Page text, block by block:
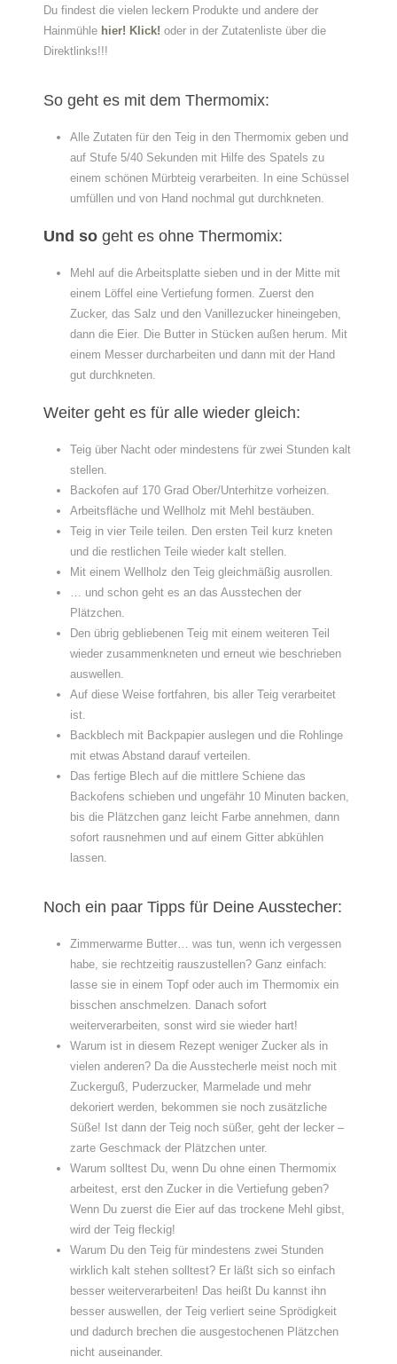
Du findest die vielen leckern Produkte und andere der
Hainmühle hier! Klick! oder in der Zutatenliste über die
Direktlinks!!!
So geht es mit dem Thermomix:
Alle Zutaten für den Teig in den Thermomix geben und
auf Stufe 5/40 Sekunden mit Hilfe des Spatels zu
einem schönen Mürbteig verarbeiten. In eine Schüssel
umfüllen und von Hand nochmal gut durchkneten.
Und so geht es ohne Thermomix:
Mehl auf die Arbeitsplatte sieben und in der Mitte mit
einem Löffel eine Vertiefung formen. Zuerst den
Zucker, das Salz und den Vanillezucker hineingeben,
dann die Eier. Die Butter in Stücken außen herum. Mit
einem Messer durcharbeiten und dann mit der Hand
gut durchkneten.
Weiter geht es für alle wieder gleich:
Teig über Nacht oder mindestens für zwei Stunden kalt
stellen.
Backofen auf 170 Grad Ober/Unterhitze vorheizen.
Arbeitsfläche und Wellholz mit Mehl bestäuben.
Teig in vier Teile teilen. Den ersten Teil kurz kneten
und die restlichen Teile wieder kalt stellen.
Mit einem Wellholz den Teig gleichmäßig ausrollen.
… und schon geht es an das Ausstechen der
Plätzchen.
Den übrig gebliebenen Teig mit einem weiteren Teil
wieder zusammenkneten und erneut wie beschrieben
auswellen.
Auf diese Weise fortfahren, bis aller Teig verarbeitet
ist.
Backblech mit Backpapier auslegen und die Rohlinge
mit etwas Abstand darauf verteilen.
Das fertige Blech auf die mittlere Schiene das
Backofens schieben und ungefähr 10 Minuten backen,
bis die Plätzchen ganz leicht Farbe annehmen, dann
sofort rausnehmen und auf einem Gitter abkühlen
lassen.
Noch ein paar Tipps für Deine Ausstecher:
Zimmerwarme Butter… was tun, wenn ich vergessen
habe, sie rechtzeitig rauszustellen? Ganz einfach:
lasse sie in einem Topf oder auch im Thermomix ein
bisschen anschmelzen. Danach sofort
weiterverarbeiten, sonst wird sie wieder hart!
Warum ist in diesem Rezept weniger Zucker als in
vielen anderen? Da die Ausstecherle meist noch mit
Zuckerguß, Puderzucker, Marmelade und mehr
dekoriert werden, bekommen sie noch zusätzliche
Süße! Ist dann der Teig noch süßer, geht der lecker –
zarte Geschmack der Plätzchen unter.
Warum solltest Du, wenn Du ohne einen Thermomix
arbeitest, erst den Zucker in die Vertiefung geben?
Wenn Du zuerst die Eier auf das trockene Mehl gibst,
wird der Teig fleckig!
Warum Du den Teig für mindestens zwei Stunden
wirklich kalt stehen solltest? Er läßt sich so einfach
besser weiterverarbeiten! Das heißt Du kannst ihn
besser auswellen, der Teig verliert seine Sprödigkeit
und dadurch brechen die ausgestochenen Plätzchen
nicht auseinander.